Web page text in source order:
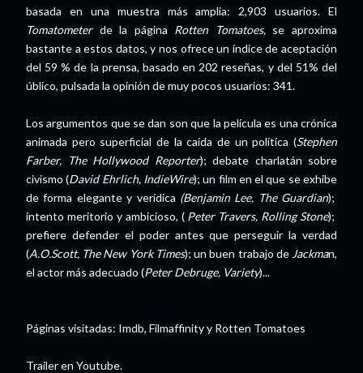
basada en una muestra más amplia: 2,903 usuarios. El
Tomatometerde la página Rotten Tomatoes, se aproxima
bastante a estos datos, y nos ofrece un índice de aceptación
del 59 % de la prensa, basado en 202 reseñas, y del 51% del
úblico, pulsada la opinión de muy pocos usuarios: 341.
Los argumentos que se dan son que la película es una crónica
animada pero superficial de la caída de un política (Stephen
Farber, The Hollywood Reporter); debate charlatán sobre
civismo (David Ehrlich, IndieWire); un film en el que se exhibe
de forma elegante y verídica (Benjamin Lee, The Guardian);
intento meritorio y ambicioso, ( Peter Travers, Rolling Stone);
prefiere defender el poder antes que perseguir la verdad
(A.O.Scott, The New York Times); un buen trabajo de Jackman,
el actor más adecuado (Peter Debruge, Variety)...
Páginas visitadas: Imdb, Filmaffinity y Rotten Tomatoes
Trailer en Youtube.